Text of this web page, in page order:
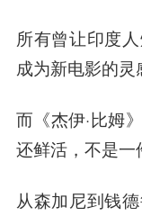
所有曾让印度
成为新电影的灵
而《杰伊·比姆
还鲜活，不是一
从森加尼到钱